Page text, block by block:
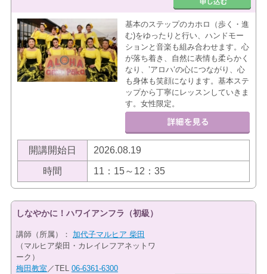
基本のステップのカホロ（歩く・進
む)をゆったりと行い、ハンドモー
ションと音楽も組み合わせます。心
が落ち着き、自然に表情も柔らかく
なり、’アロハ‘の心につながり、心
も身体も笑顔になります。基本ステ
ップから丁寧にレッスンしていきま
す。女性限定。
開講開始日 2026.08.19
時間 11：15～12：35
しなやかに！ハワイアンフラ（初級）
講師（所属）： 加代子マルヒア 柴田
（マルヒア柴田・カレイレフアネットワ
ーク）
梅田教室 ／TEL 06-6361-6300